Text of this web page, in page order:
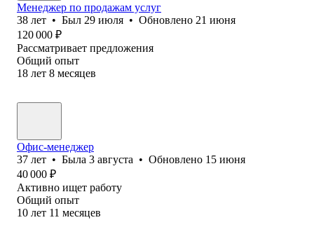
Менеджер по продажам услуг
38 лет • Был 29 июля • Обновлено 21 июня
120 000 ₽
Рассматривает предложения
Общий опыт
18 лет 8 месяцев
Офис-менеджер
37 лет • Была 3 августа • Обновлено 15 июня
40 000 ₽
Активно ищет работу
Общий опыт
10 лет 11 месяцев